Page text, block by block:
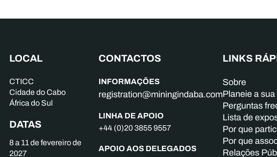
LOCAL
CTICC
Cidade do Cabo
África do Sul
DATAS
8 a 11 de fevereiro de
2027
CONTACTOS
INFORMAÇÕES
registration@miningindaba.com
LINHA DE APOIO
+44 (0)20 3855 9557
APOIO AOS DELEGADOS
LINKS
Sobre
Planeie a
Perguntas
Lista de
Por que
Por que
Relações